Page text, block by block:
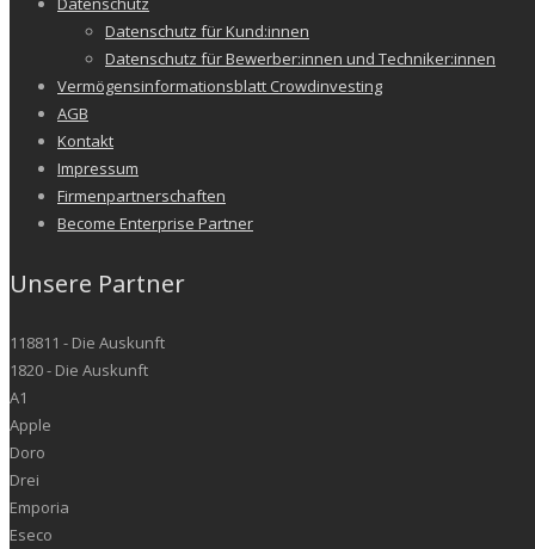
Datenschutz für Kund:innen
Datenschutz für Bewerber:innen und Techniker:innen
Vermögensinformationsblatt Crowdinvesting
AGB
Kontakt
Impressum
Firmenpartnerschaften
Become Enterprise Partner
Unsere Partner
118811 - Die Auskunft
1820 - Die Auskunft
A1
Apple
Doro
Drei
Emporia
Eseco